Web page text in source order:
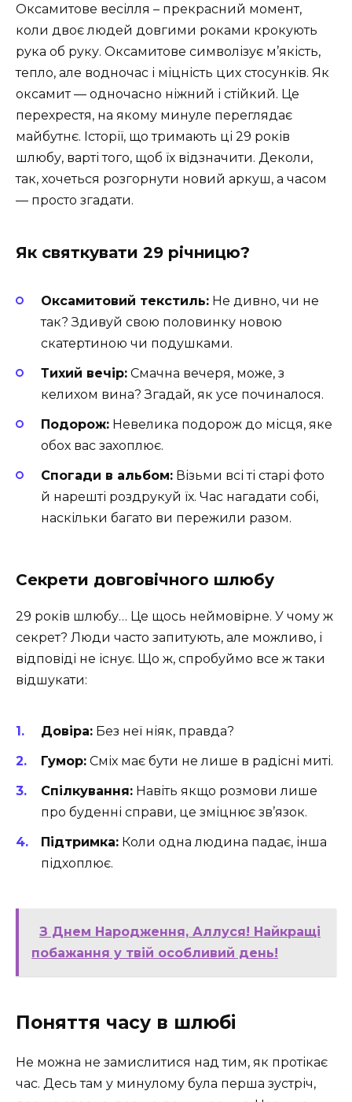
Оксамитове весілля – прекрасний момент,
коли двоє людей довгими роками крокують
рука об руку. Оксамитове символізує м’якість,
тепло, але водночас і міцність цих стосунків. Як
оксамит — одночасно ніжний і стійкий. Це
перехрестя, на якому минуле переглядає
майбутнє. Історії, що тримають ці 29 років
шлюбу, варті того, щоб їх відзначити. Деколи,
так, хочеться розгорнути новий аркуш, а часом
— просто згадати.
Як святкувати 29 річницю?
Оксамитовий текстиль: Не дивно, чи не
так? Здивуй свою половинку новою
скатертиною чи подушками.
Тихий вечір: Смачна вечеря, може, з
келихом вина? Згадай, як усе починалося.
Подорож: Невелика подорож до місця, яке
обох вас захоплює.
Спогади в альбом: Візьми всі ті старі фото
й нарешті роздрукуй їх. Час нагадати собі,
наскільки багато ви пережили разом.
Секрети довговічного шлюбу
29 років шлюбу… Це щось неймовірне. У чому ж
секрет? Люди часто запитують, але можливо, і
відповіді не існує. Що ж, спробуймо все ж таки
відшукати:
Довіра: Без неї ніяк, правда?
Гумор: Сміх має бути не лише в радісні миті.
Спілкування: Навіть якщо розмови лише
про буденні справи, це зміцнює зв’язок.
Підтримка: Коли одна людина падає, інша
підхоплює.
З Днем Народження, Аллуся! Найкращі
побажання у твій особливий день!
Поняття часу в шлюбі
Не можна не замислитися над тим, як протікає
час. Десь там у минулому була перша зустріч,